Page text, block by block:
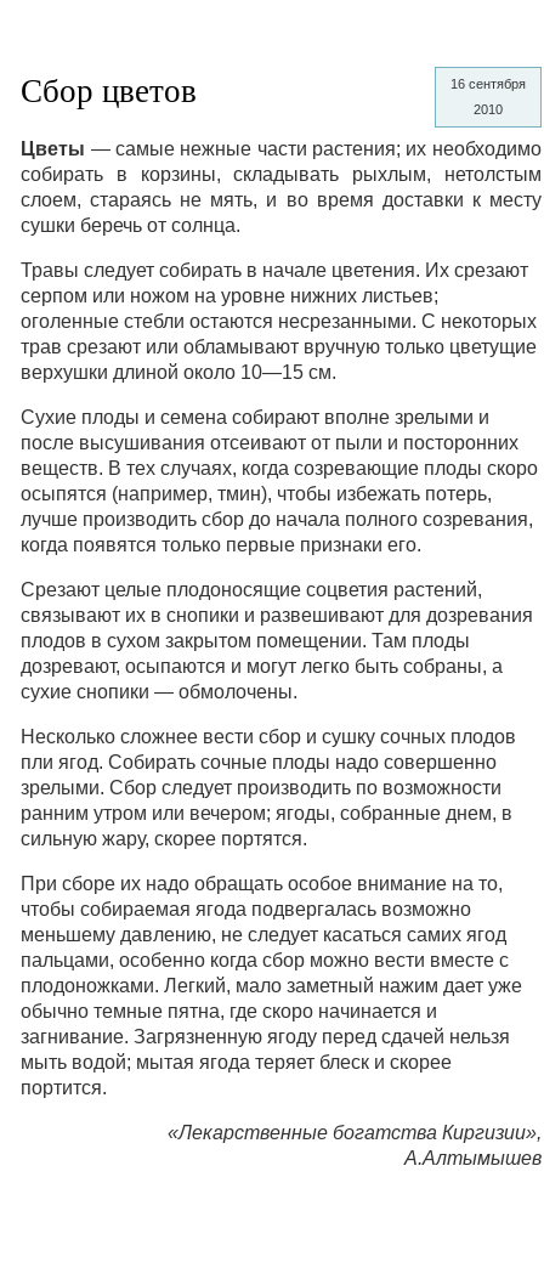
16 сентября
2010
Сбор цветов
Цветы — самые нежные части растения; их необходимо
собирать в корзины, складывать рыхлым, нетолстым
слоем, стараясь не мять, и во время доставки к месту
сушки беречь от солнца.
Травы следует собирать в начале цветения. Их срезают
серпом или ножом на уровне нижних листьев;
оголенные стебли остаются несрезанными. С некоторых
трав срезают или обламывают вручную только цветущие
верхушки длиной около 10—15 см.
Сухие плоды и семена собирают вполне зрелыми и
после высушивания отсеивают от пыли и посторонних
веществ. В тех случаях, когда созревающие плоды скоро
осыпятся (например, тмин), чтобы избежать потерь,
лучше производить сбор до начала полного созревания,
когда появятся только первые признаки его.
Срезают целые плодоносящие соцветия растений,
связывают их в снопики и развешивают для дозревания
плодов в сухом закрытом помещении. Там плоды
дозревают, осыпаются и могут легко быть собраны, а
сухие снопики — обмолочены.
Несколько сложнее вести сбор и сушку сочных плодов
пли ягод. Собирать сочные плоды надо совершенно
зрелыми. Сбор следует производить по возможности
ранним утром или вечером; ягоды, собранные днем, в
сильную жару, скорее портятся.
При сборе их надо обращать особое внимание на то,
чтобы собираемая ягода подвергалась возможно
меньшему давлению, не следует касаться самих ягод
пальцами, особенно когда сбор можно вести вместе с
плодоножками. Легкий, мало заметный нажим дает уже
обычно темные пятна, где скоро начинается и
загнивание. Загрязненную ягоду перед сдачей нельзя
мыть водой; мытая ягода теряет блеск и скорее
портится.
«Лекарственные богатства Киргизии»,
А.Алтымышев